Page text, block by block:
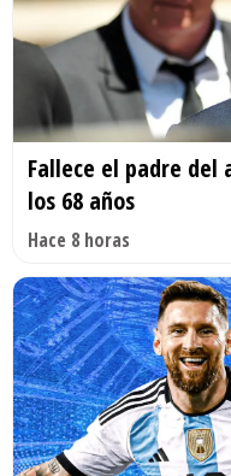
Fallece el padre del
los 68 años
Hace 8 horas